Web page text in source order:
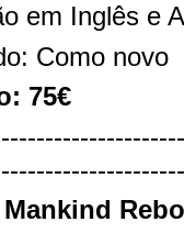
em Inglês e
Como novo
75€